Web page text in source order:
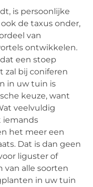
is persoonlijke
de taxus onder,
van
ontwikkelen.
een stoep
zal bij coniferen
in uw tuin is
keuze, want
veelvuldig
iemands
het meer een
Dat is dan geen
liguster of
van alle soorten
in uw tuin